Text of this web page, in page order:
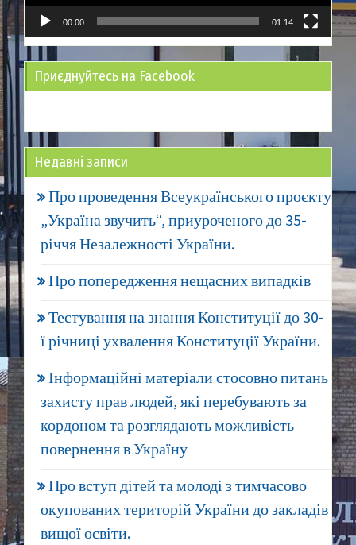
00:00 01:14
Приєднуйтесь на Facebook
Недавні записи
Про проведення Всеукраїнського проєкту
„Україна звучить“, приуроченого до 35-
річчя Незалежності України.
Про попередження нещасних випадків
Тестування на знання Конституції до 30-
ї річниці ухвалення Конституції України.
Інформаційні матеріали стосовно питань
захисту прав людей, які перебувають за
кордоном та розглядають можливість
повернення в Україну
Про вступ дітей та молоді з тимчасово
окупованих територій України до закладів
вищої освіти.